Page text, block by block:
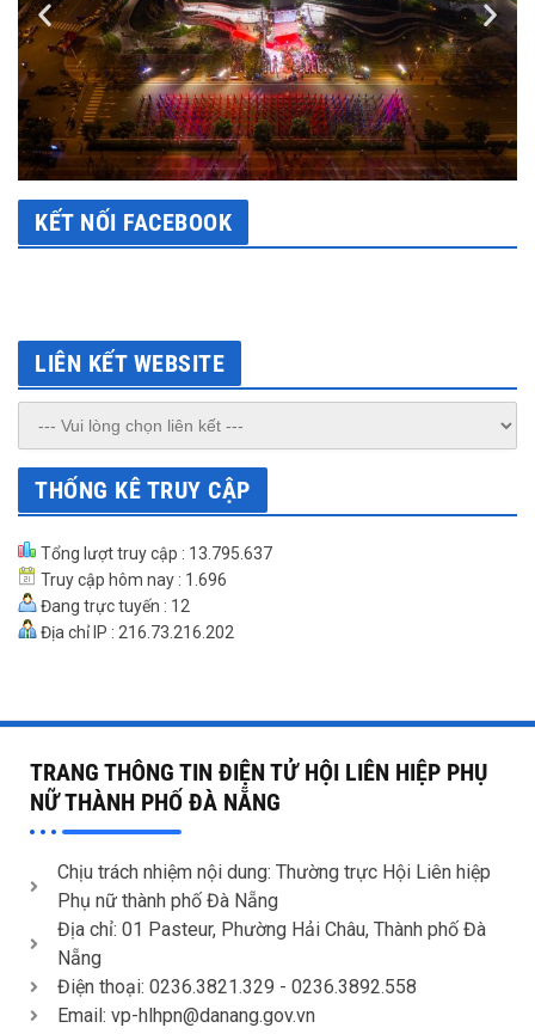
KẾT NỐI FACEBOOK
LIÊN KẾT WEBSITE
THỐNG KÊ TRUY CẬP
Tổng lượt truy cập : 13.795.637
Truy cập hôm nay : 1.696
Đang trực tuyến : 12
Địa chỉ IP : 216.73.216.202
TRANG THÔNG TIN ĐIỆN TỬ HỘI LIÊN HIỆP PHỤ
NỮ THÀNH PHỐ ĐÀ NẴNG
Chịu trách nhiệm nội dung: Thường trực Hội Liên hiệp
Phụ nữ thành phố Đà Nẵng
Địa chỉ: 01 Pasteur, Phường Hải Châu, Thành phố Đà
Nẵng
Điện thoại: 0236.3821.329 - 0236.3892.558
Email: vp-hlhpn@danang.gov.vn